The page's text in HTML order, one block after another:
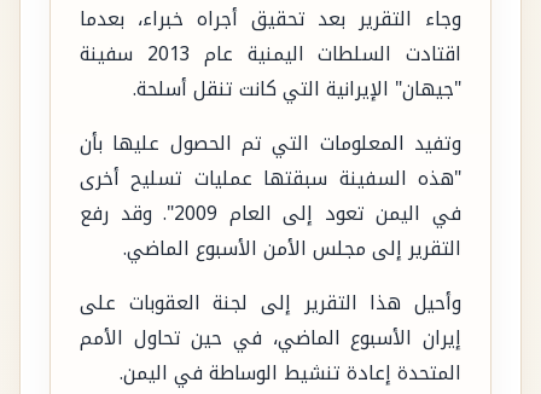
وجاء التقرير بعد تحقيق أجراه خبراء، بعدما
اقتادت السلطات اليمنية عام 2013 سفينة
"جيهان" الإيرانية التي كانت تنقل أسلحة.
وتفيد المعلومات التي تم الحصول عليها بأن
"هذه السفينة سبقتها عمليات تسليح أخرى
في اليمن تعود إلى العام 2009". وقد رفع
التقرير إلى مجلس الأمن الأسبوع الماضي.
وأحيل هذا التقرير إلى لجنة العقوبات على
إيران الأسبوع الماضي، في حين تحاول الأمم
المتحدة إعادة تنشيط الوساطة في اليمن.